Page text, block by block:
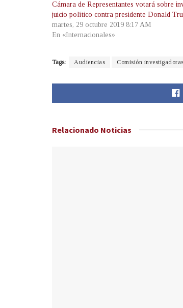
Cámara de Representantes votará sobre
juicio político contra presidente Donald
martes, 29 octubre 2019 8:17 AM
En «Internacionales»
Tags: Audiencias Comisión investigadoras
Relacionado Noticias